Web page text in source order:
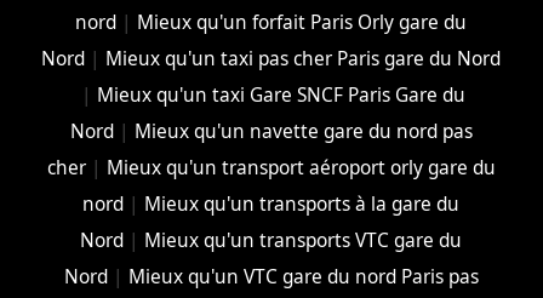
nord | Mieux qu'un forfait Paris Orly gare du
Nord | Mieux qu'un taxi pas cher Paris gare du Nord
| Mieux qu'un taxi Gare SNCF Paris Gare du
Nord| Mieux qu'un navette gare du nord pas
cher| Mieux qu'un transport aéroport orly gare du
nord | Mieux qu'un transports à la gare du
Nord | Mieux qu'un transports VTC gare du
Nord| Mieux qu'un VTC gare du nord Paris pas